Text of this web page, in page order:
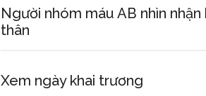
Người nhóm máu AB nhìn nhận
thân
Xem ngày khai trương